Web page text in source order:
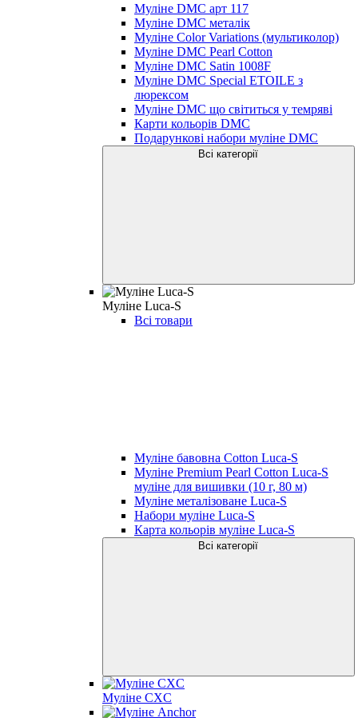
Муліне DMC арт 117
Муліне DMC металік
Муліне Color Variations (мультиколор)
Муліне DMC Pearl Cotton
Муліне DMC Satin 1008F
Муліне DMC Special ETOILE з
люрексом
Муліне DMC що світиться у темряві
Карти кольорів DMC
Подарункові набори муліне DMC
Всі категорії
Муліне Luca-S
Всі товари
Муліне бавовна Cotton Luca-S
Муліне Premium Pearl Cotton Luca-S
муліне для вишивки (10 г, 80 м)
Муліне металізоване Luca-S
Набори муліне Luca-S
Карта кольорів муліне Luca-S
Всі категорії
Муліне CXC